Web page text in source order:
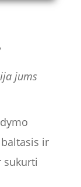
jums
ir
sukurti